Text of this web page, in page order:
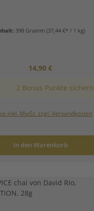
398 Gramm (37,44 €* / 1 kg)
Regulärer Preis:
14,90 €
2 Bonus Punkte sichern
inkl. MwSt. zzgl. Versandkosten
In den Warenkorb